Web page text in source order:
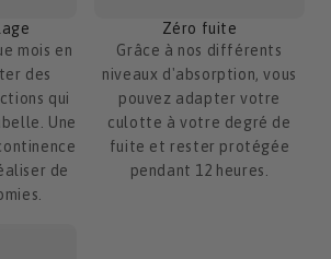
mois en
des
qui
Une
de
Zéro fuite
Grâce à nos différents
niveaux d'absorption, vous
pouvez adapter votre
culotte à votre degré de
fuite et rester protégée
pendant 12 heures.